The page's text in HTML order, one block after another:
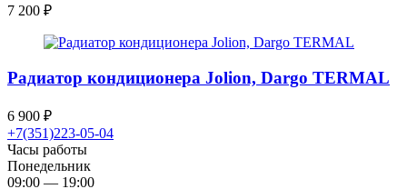
7 200 ₽
Радиатор кондиционера Jolion, Dargo TERMAL
6 900 ₽
+7(351)223-05-04
Часы работы
Понедельник
09:00 — 19:00